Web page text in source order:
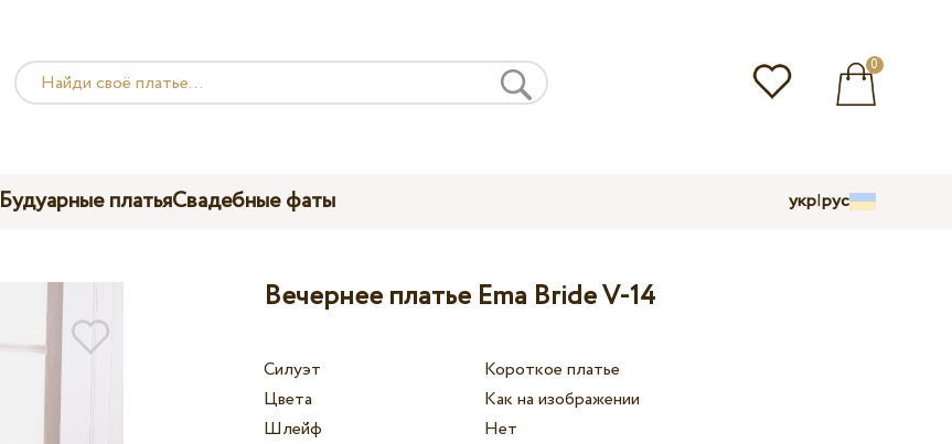
0
Будуарные платьяСвадебные фаты укр|рус
Вечернее платье Ema Bride V-14
Силуэт
Короткое платье
Цвета
Как на изображении
Шлейф
Нет